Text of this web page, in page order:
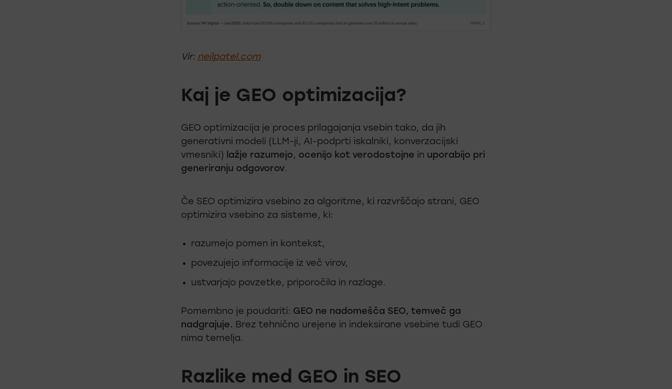
Vir: neilpatel.com
Kaj je GEO optimizacija?
GEO optimizacija je proces prilagajanja vsebin tako, da jih
generativni modeli (LLM-ji, AI-podprti iskalniki, konverzacijski
vmesniki) lažje razumejo, ocenijo kot verodostojne in uporabijo pri
generiranju odgovorov.
Če SEO optimizira vsebino za algoritme, ki razvrščajo strani, GEO
optimizira vsebino za sisteme, ki:
razumejo pomen in kontekst,
povezujejo informacije iz več virov,
ustvarjajo povzetke, priporočila in razlage.
Pomembno je poudariti: GEO ne nadomešča SEO, temveč ga
nadgrajuje. Brez tehnično urejene in indeksirane vsebine tudi GEO
nima temelja.
Razlike med GEO in SEO